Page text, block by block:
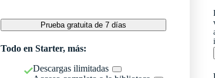
Prueba gratuita de 7 días
Todo en Starter, más:
Descargas ilimitadas